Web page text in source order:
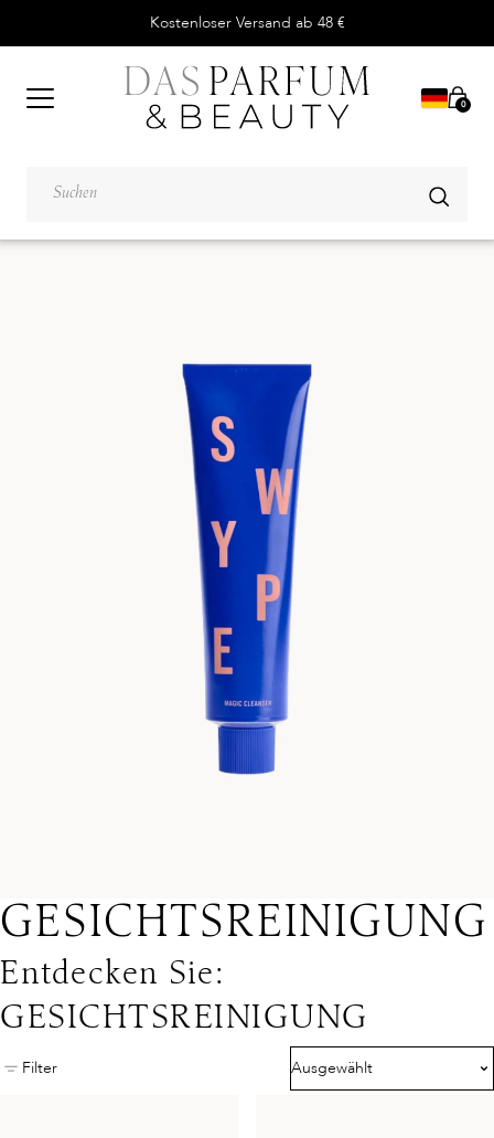
Kostenloser Versand ab 48 €
0
GESICHTSREINIGUNG
Entdecken Sie:
GESICHTSREINIGUNG
Filter Ausgewählt